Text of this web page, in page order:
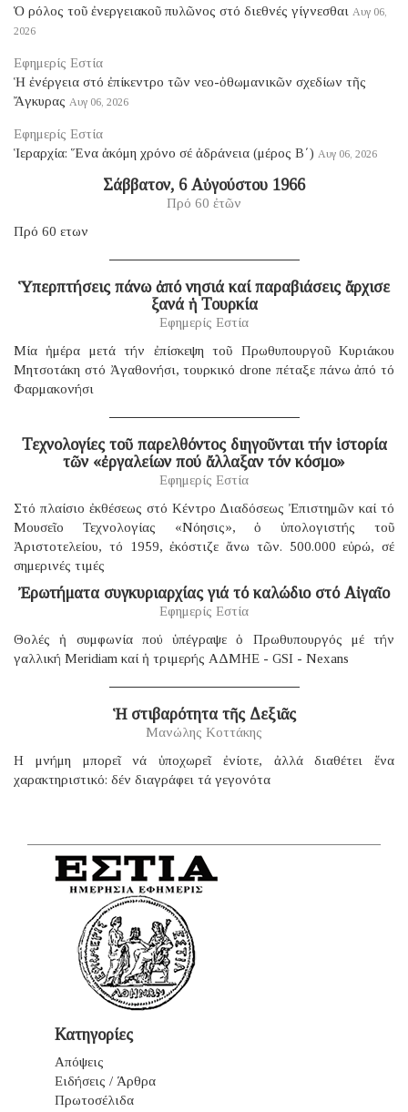
Ὁ ρόλος τοῦ ἐνεργειακοῦ πυλῶνος στό διεθνές γίγνεσθαι Αυγ 06,
2026
Εφημερίς Εστία
Ἡ ἐνέργεια στό ἐπίκεντρο τῶν νεο-ὀθωμανικῶν σχεδίων τῆς
Ἄγκυρας Αυγ 06, 2026
Εφημερίς Εστία
Ἱεραρχία: Ἕνα ἀκόμη χρόνο σέ ἀδράνεια (μέρος B΄) Αυγ 06, 2026
Σάββατον, 6 Αὐγούστου 1966
Πρό 60 ἐτῶν
Πρό 60 ετων
Ὑπερπτήσεις πάνω ἀπό νησιά καί παραβιάσεις ἄρχισε
ξανά ἡ Τουρκία
Εφημερίς Εστία
Μία ἡμέρα μετά τήν ἐπίσκεψη τοῦ Πρωθυπουργοῦ Κυριάκου
Μητσοτάκη στό Ἀγαθονήσι, τουρκικό drone πέταξε πάνω ἀπό τό
Φαρμακονήσι
Τεχνολογίες τοῦ παρελθόντος διηγοῦνται τήν ἱστορία
τῶν «ἐργαλείων πού ἄλλαξαν τόν κόσμο»
Εφημερίς Εστία
Στό πλαίσιο ἐκθέσεως στό Κέντρο Διαδόσεως Ἐπιστημῶν καί τό
Μουσεῖο Τεχνολογίας «Νόησις», ὁ ὑπολογιστής τοῦ
Ἀριστοτελείου, τό 1959, ἐκόστιζε ἄνω τῶν. 500.000 εὐρώ, σέ
σημερινές τιμές
Ἐρωτήματα συγκυριαρχίας γιά τό καλώδιο στό Αἰγαῖο
Εφημερίς Εστία
Θολές ἡ συμφωνία πού ὑπέγραψε ὁ Πρωθυπουργός μέ τήν
γαλλική Μeridiam καί ἡ τριμερής ΑΔΜΗΕ - GSI - Nexans
Ἡ στιβαρότητα τῆς Δεξιᾶς
Μανώλης Κοττάκης
H μνήμη μπορεῖ νά ὑποχωρεῖ ἐνίοτε, ἀλλά διαθέτει ἕνα
χαρακτηριστικό: δέν διαγράφει τά γεγονότα
Κατηγορίες
Απόψεις
Ειδήσεις / Άρθρα
Πρωτοσέλιδα